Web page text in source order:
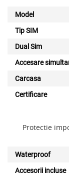
Model
Tip SIM
Dual Sim
Accesare
Carcasa
Certificare
Protectie
Waterproof
Accesorii incluse